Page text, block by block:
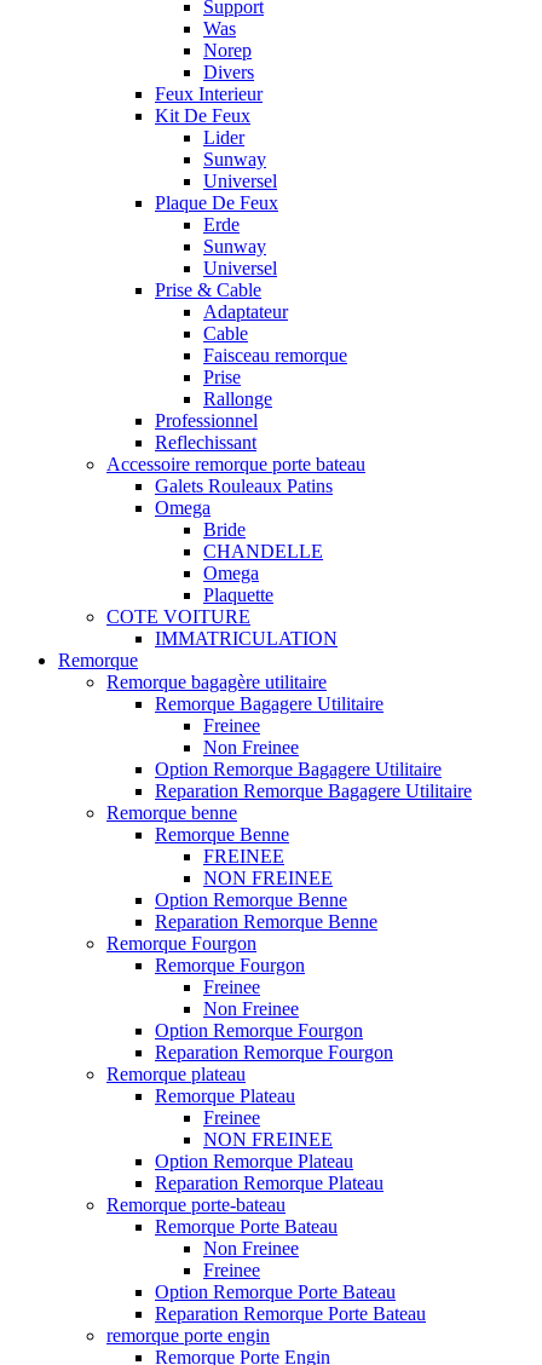
Support
Was
Norep
Divers
Feux Interieur
Kit De Feux
Lider
Sunway
Universel
Plaque De Feux
Erde
Sunway
Universel
Prise & Cable
Adaptateur
Cable
Faisceau remorque
Prise
Rallonge
Professionnel
Reflechissant
Accessoire remorque porte bateau
Galets Rouleaux Patins
Omega
Bride
CHANDELLE
Omega
Plaquette
COTE VOITURE
IMMATRICULATION
Remorque
Remorque bagagère utilitaire
Remorque Bagagere Utilitaire
Freinee
Non Freinee
Option Remorque Bagagere Utilitaire
Reparation Remorque Bagagere Utilitaire
Remorque benne
Remorque Benne
FREINEE
NON FREINEE
Option Remorque Benne
Reparation Remorque Benne
Remorque Fourgon
Remorque Fourgon
Freinee
Non Freinee
Option Remorque Fourgon
Reparation Remorque Fourgon
Remorque plateau
Remorque Plateau
Freinee
NON FREINEE
Option Remorque Plateau
Reparation Remorque Plateau
Remorque porte-bateau
Remorque Porte Bateau
Non Freinee
Freinee
Option Remorque Porte Bateau
Reparation Remorque Porte Bateau
remorque porte engin
Remorque Porte Engin